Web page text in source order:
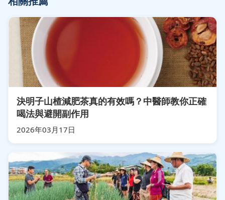
決明子山楂減肥茶真的有效嗎？中醫師教你正確
喝法與避開副作用
2026年03月17日